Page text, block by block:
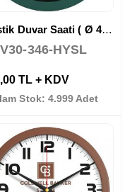
Plastik Duvar Saati ( Ø 40 cm )
346-HYSL
TL + KDV
Stok: 4.999 Adet